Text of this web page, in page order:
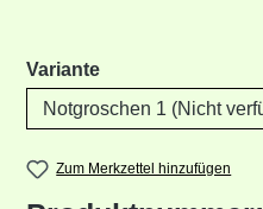
Varianteauswählen
Zum Merkzettel hinzufügen